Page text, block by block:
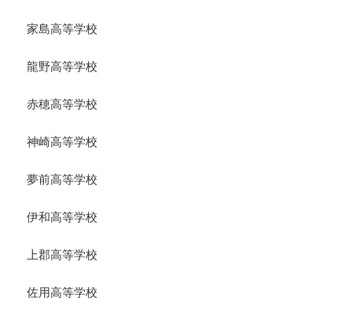
家島高等学校
龍野高等学校
赤穂高等学校
神崎高等学校
夢前高等学校
伊和高等学校
上郡高等学校
佐用高等学校